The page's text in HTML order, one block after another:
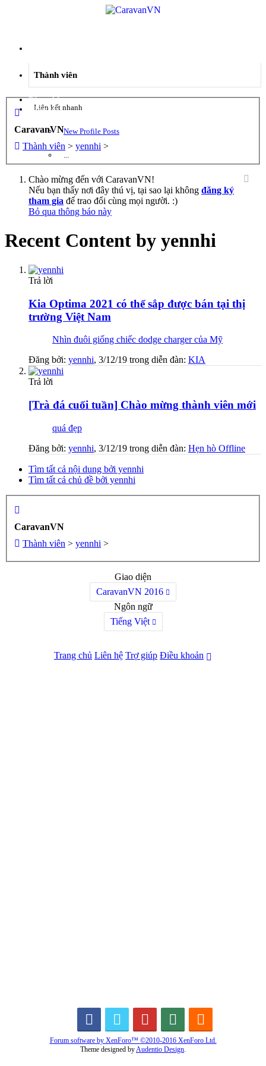
Thành viên
Liên kết nhanh
New Profile Posts
Đăng nhập
Đăng ký
CaravanVN
Thành viên > yennhi >
Chào mừng đến với CaravanVN!
Nếu bạn thấy nơi đây thú vị, tại sao lại không đăng ký
tham gia để trao đổi cùng mọi người. :)
Bỏ qua thông báo này
Recent Content by yennhi
Trả lời
Kia Optima 2021 có thể sắp được bán tại thị
trường Việt Nam
Nhìn đuôi giống chiếc dodge charger của Mỹ
Đăng bởi: yennhi, 3/12/19 trong diễn đàn: KIA
Trả lời
[Trà đá cuối tuần] Chào mừng thành viên mới
quá đẹp
Đăng bởi: yennhi, 3/12/19 trong diễn đàn: Hẹn hò Offline
Tìm tất cả nội dung bởi yennhi
Tìm tất cả chủ đề bởi yennhi
CaravanVN
Thành viên > yennhi >
Giao diện
CaravanVN 2016
Ngôn ngữ
Tiếng Việt
Trang chủ Liên hệ Trợ giúp Điều khoản
Forum software by XenForo™ ©2010-2016 XenForo Ltd.
Theme designed byAudentio Design.